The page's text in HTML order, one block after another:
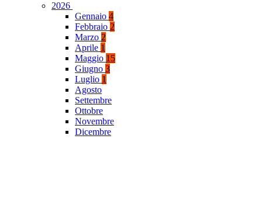
2026
Gennaio 4
Febbraio 2
Marzo 2
Aprile 1
Maggio 15
Giugno 3
Luglio 1
Agosto
Settembre
Ottobre
Novembre
Dicembre